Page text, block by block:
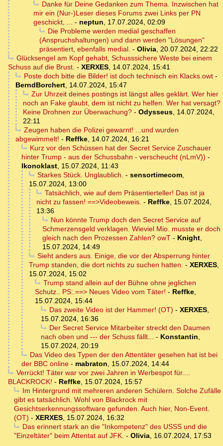
Danke für Deine Gedanken zum Thema. Inzwischen hat
mir ein (Nur-)Leser dieses Forums zwei Links per PN
geschickt, ... - neptun, 17.07.2024, 02:09
Die Probleme werden medial geschaffen
(Anspruchshaltungen) und dann werden "Lösungen"
präsentiert, ebenfalls medial. - Olivia, 20.07.2024, 22:22
Glücksengel am Kopf gehabt, Schusssichere Weste bei einem
Schuss auf die Brust. - XERXES, 14.07.2024, 15:41
Poste doch bitte die Bilder! ist doch technisch ein Klacks.owt-
BerndBorchert, 14.07.2024, 15:47
Zur Uhrzeit deines postings ist längst alles geklärt. Wer hier
noch an Fake glaubt, dem ist nicht zu helfen. Wer hat versagt?
Keine Drohnen zur Überwachung? - Odysseus, 14.07.2024,
22:11
Zeugen haben die Polizei gewarnt! ...und wurden
abgewimmelt! - Reffke, 14.07.2024, 16:21
Kurz vor den Schüssen hat der Secret Service Zuschauer
hinter Trump - aus der Schussbahn - verscheucht (nLmV)) -
Ikonoklast, 15.07.2024, 11:43
Starkes Stück. Unglaublich. - sensortimecom,
15.07.2024, 13:00
Tatsächlich, wie auf dem Präsentierteller! Das ist ja
nicht zu fassen! ==>Videobeweis. - Reffke, 15.07.2024,
13:36
Nun könnte Trump doch den Secret Service auf
Schmerzensgeld verklagen. Wieviel Mio. musste er doch
gleich nach den Prozessen Zahlen? owT - Knight,
15.07.2024, 14:49
Sieht anders aus. Einige, die vor der Absperrung hinter
Trump standen, die dort nichts zu suchen hatten. - XERXES,
15.07.2024, 15:02
Trump stand allein auf der Bühne ohne jeglichen
Schutz.. PS:.==> Neues Video vom Täter! - Reffke,
15.07.2024, 15:44
Das zweite Video ist der Hammer! (OT) - XERXES,
15.07.2024, 16:36
Der Secret Service Mitarbeiter streckt den Daumen
nach oben und --- der Schuss fällt... - Konstantin,
15.07.2024, 20:19
Das Video des Typen der den Attentäter gesehen hat ist bei
der BBC online - mabraton, 15.07.2024, 14:44
Verrückt! Täter war vor zwei Jahren in Werbespot für....
BLACKROCK! - Reffke, 15.07.2024, 15:57
Im Hintergrund mit mehreren anderen Schülern. Solche Zufälle
gibt es tatsächlich. Wohl von Blackrock mit
Gesichtserkennungssoftware gefunden. Auch hier, Non-Event.
(OT) - XERXES, 15.07.2024, 16:32
Das erinnert stark an die "Inkompetenz" des USSS und die
"Einzeltäter" beim Attentat auf JFK. - Olivia, 16.07.2024, 17:53